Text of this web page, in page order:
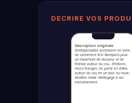
DECRIRE VOS
Description originale
L’indispensable accessoire en voile
de cachemire Eric Bompard pour
un maximum de douceur et de
finesse autour du cou. -Finitions
micro franges -Se porte en châle,
autour du cou en un tour ou noué -
Modèle mixte -Nettoyage à sec
exclusivement